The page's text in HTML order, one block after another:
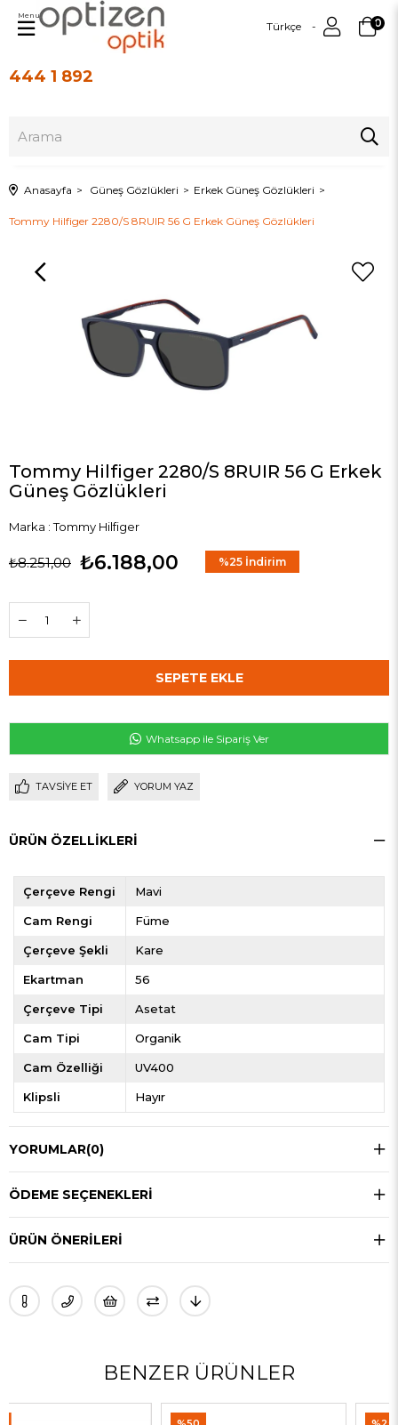
444 1 892
Türkçe 0
Menu
Anasayfa Güneş Gözlükleri Erkek Güneş Gözlükleri
Tommy Hilfiger 2280/S 8RUIR 56 G Erkek Güneş Gözlükleri
Tommy Hilfiger 2280/S 8RUIR 56 G Erkek
Güneş Gözlükleri
Marka : Tommy Hilfiger
₺8.251,00 ₺6.188,00 %25 İndirim
Whatsapp ile Sipariş Ver
TAVSIYE ET YORUM YAZ
ÜRÜN ÖZELLIKLERI
Çerçeve Rengi Mavi
Cam Rengi Füme
Çerçeve Şekli Kare
Ekartman 56
Çerçeve Tipi Asetat
Cam Tipi Organik
Cam Özelliği UV400
Klipsli Hayır
YORUMLAR(0)
ÖDEME SEÇENEKLERI
ÜRÜN ÖNERILERI
BENZER ÜRÜNLER